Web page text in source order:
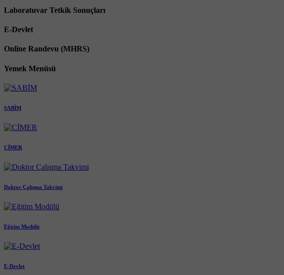
Laboratuvar Tetkik Sonuçları
E-Devlet
Online Randevu (MHRS)
Yemek Menüsü
SABİM
CİMER
Doktor Çalışma Takvimi
Eğitim Modülü
E-Devlet